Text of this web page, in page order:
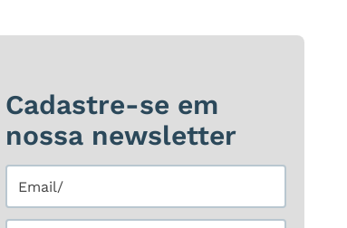
Cadastre-se em
nossa newsletter